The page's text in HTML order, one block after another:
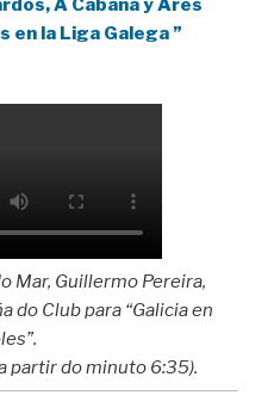
A Cabana y Ares
en la Liga Galega ”
Mar, Guillermo Pereira,
do Club para “Galicia en
partir do minuto 6:35).